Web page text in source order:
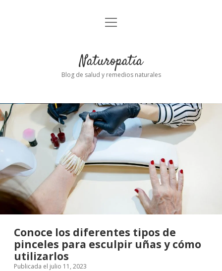
Inicio
abrir
Naturopatía
Blog de salud y remedios naturales
Conoce los diferentes tipos de
pinceles para esculpir uñas y cómo
utilizarlos
Publicada el julio 11, 2023